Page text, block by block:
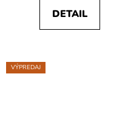
DETAIL
VÝPREDAJ